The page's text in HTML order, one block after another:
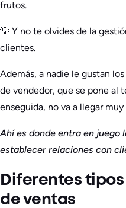
frutos.
💡 Y no te olvides de la
clientes.
Además, a nadie le gustan
de vendedor, que se pone al
enseguida, no va a llegar muy
Ahí es donde entra en
establecer relaciones con
Diferentes
de ventas